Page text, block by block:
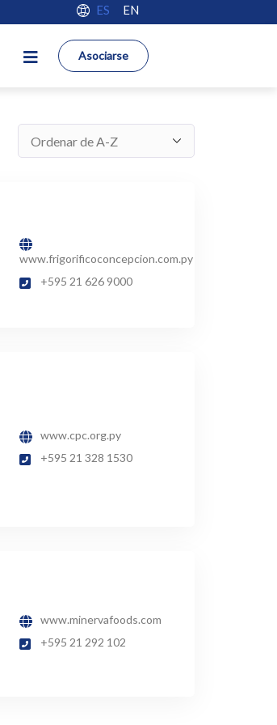
ES EN
Asociarse
www.frigorificoconcepcion.com.py
+595 21 626 9000‬
www.cpc.org.py
+595 21 328 1530
www.minervafoods.com
+595 21 292 102